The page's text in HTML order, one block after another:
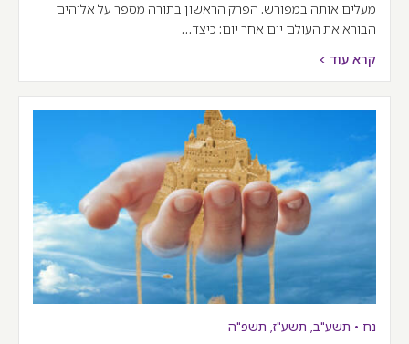
מעלים אותה במפורש. הפרק הראשון בתורה מספר על אלוהים
הבורא את העולם יום אחר יום: כיצד…
קרא עוד >
נח • תשע"ב, תשע"ז, תשפ"ה